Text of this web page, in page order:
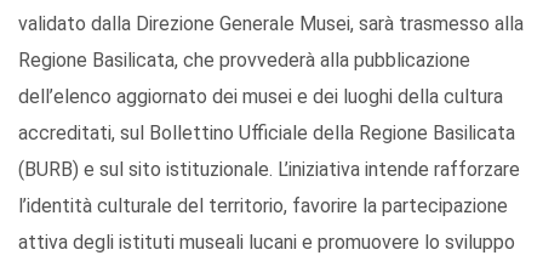
validato dalla Direzione Generale Musei, sarà trasmesso alla
Regione Basilicata, che provvederà alla pubblicazione
dell’elenco aggiornato dei musei e dei luoghi della cultura
accreditati, sul Bollettino Ufficiale della Regione Basilicata
(BURB) e sul sito istituzionale. L’iniziativa intende rafforzare
l’identità culturale del territorio, favorire la partecipazione
attiva degli istituti museali lucani e promuovere lo sviluppo